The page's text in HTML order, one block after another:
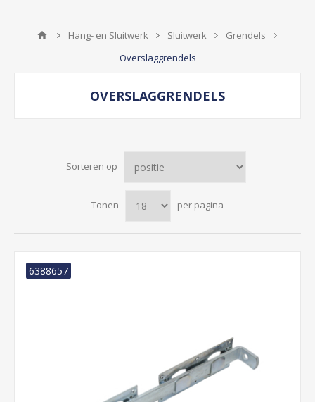
Hang- en Sluitwerk Sluitwerk
Grendels
Overslaggrendels
OVERSLAGGRENDELS
Sorteren op
Tonen per pagina
6388657